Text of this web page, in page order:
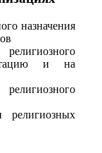
назначения
и на
религиозных